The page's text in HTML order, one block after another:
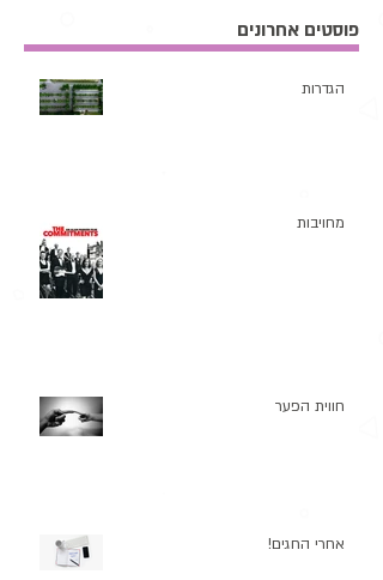
פוסטים אחרונים
הגדרות
מחויבות
חווית הפער
אחרי החגים!